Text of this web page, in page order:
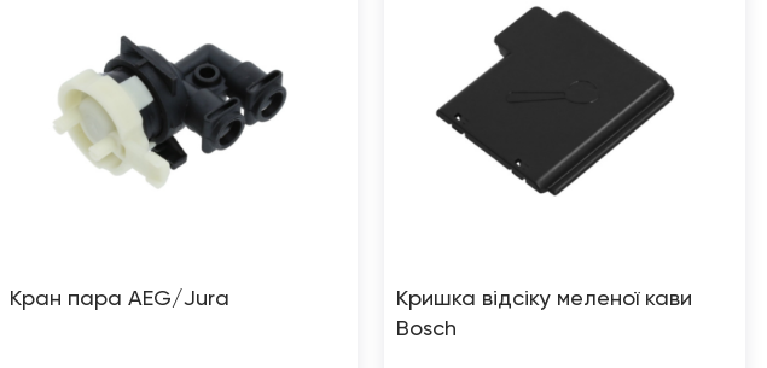
Кран пара AEG/Jura
Кришка відсіку меленої кави
Bosch